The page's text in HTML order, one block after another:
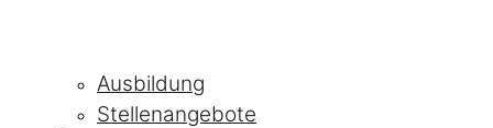
Ausbildung
Stellenangebote